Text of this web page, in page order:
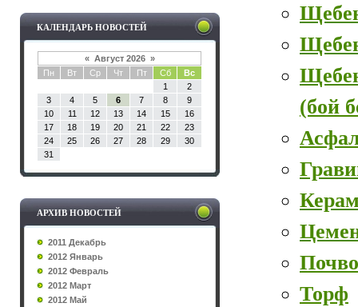
КАЛЕНДАРЬ НОВОСТЕЙ
« Август 2026 »
Пн
Вт Ср Чт Пт Сб
Вс
1
2
3
4 5 6 7 8
9
10
11 12 13 14 15
16
17
18 19 20 21 22
23
24
25 26 27 28 29
30
31
АРХИВ НОВОСТЕЙ
2011 Декабрь
2012 Январь
2012 Февраль
2012 Март
2012 Май
(бой
Торф